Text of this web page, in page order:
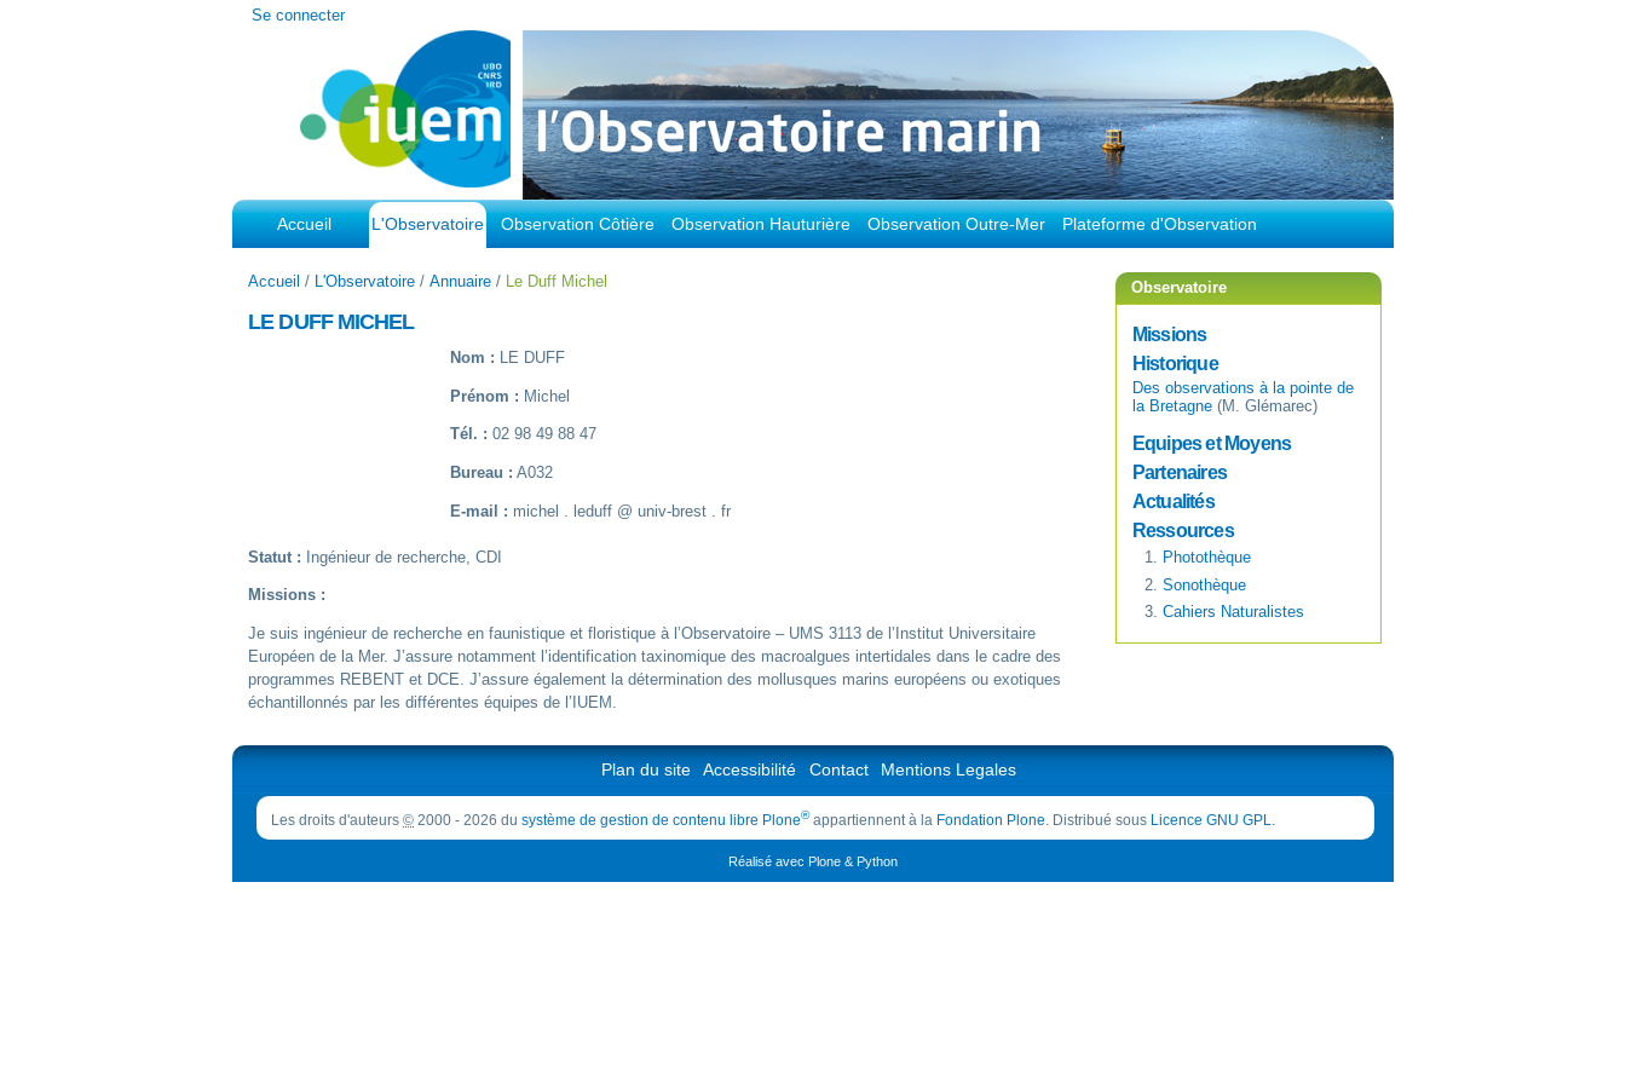
Outils
Se connecter
Accueil L'Observatoire Observation Côtière Observation Hauturière Observation Outre-Mer Plateforme d'Observation
Accueil / L'Observatoire /Annuaire / Le Duff Michel
LE DUFF MICHEL
Nom : LE DUFF
Prénom : Michel
Tél. : 02 98 49 88 47
Bureau : A032
E-mail : michel . leduff @ univ-brest . fr
Statut : Ingénieur de recherche, CDI
Missions :
Je suis ingénieur de recherche en faunistique et floristique à l’Observatoire – UMS 3113 de l’Institut Universitaire
Européen de la Mer. J’assure notamment l’identification taxinomique des macroalgues intertidales dans le cadre des
programmes REBENT et DCE. J’assure également la détermination des mollusques marins européens ou exotiques
échantillonnés par les différentes équipes de l’IUEM.
Observatoire
Missions
Historique
Des observations à la pointe de
la Bretagne(M. Glémarec)
Equipes et Moyens
Partenaires
Actualités
Ressources
Photothèque
Sonothèque
Cahiers Naturalistes
Plan du site Accessibilité Contact Mentions Legales
Les droits d'auteurs © 2000 - 2026 du système de gestion de contenu libre Plone®appartiennent à la Fondation Plone. Distribué sous Licence GNU GPL.
Réalisé avec Plone & Python